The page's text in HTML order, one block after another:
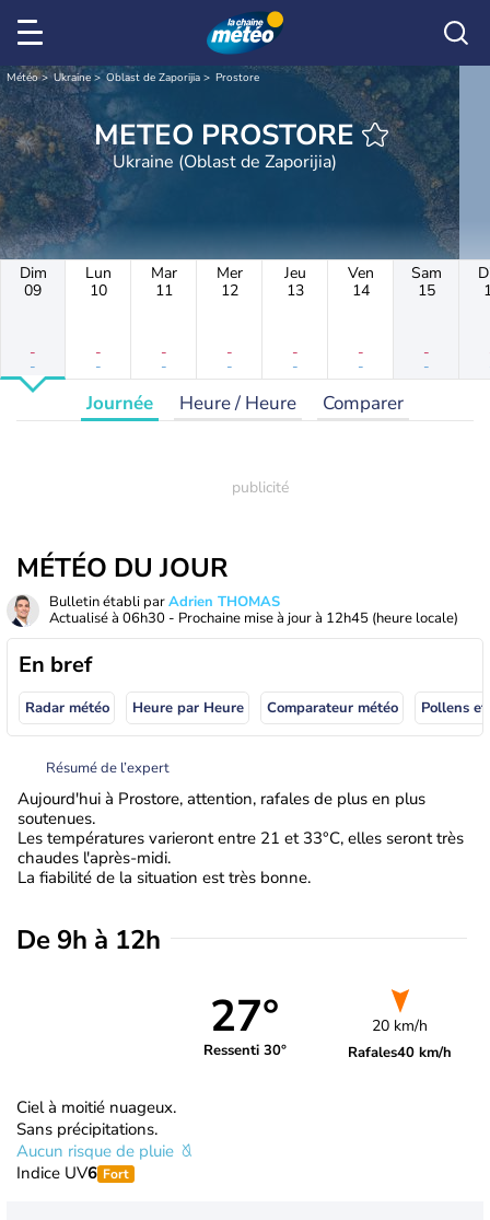
Météo Ukraine Oblast de Zaporijia Prostore
METEO PROSTORE
Ukraine (Oblast de Zaporijia)
Dim
09
-
-
Lun
10
-
-
Mar
11
-
-
Mer
12
-
-
Jeu
13
-
-
Ven
14
-
-
Sam
15
-
-
Journée Heure / Heure Comparer
MÉTÉO DU JOUR
Bulletin établi parAdrien THOMAS
Actualisé à 06h30 - Prochaine mise à jour à 12h45 (heure locale)
En bref
Radar météo Heure par Heure Comparateur météo Pollens
Résumé de l’expert
Aujourd'hui à Prostore, attention, rafales de plus en plus
soutenues.
Les températures varieront entre 21 et 33°C, elles seront très
chaudes l'après-midi.
La fiabilité de la situation est très bonne.
De 9h à 12h
27°
Ressenti 30°
20 km/h
Rafales40 km/h
Ciel à moitié nuageux.
Sans précipitations.
Aucun risque de pluie
Indice UV6 Fort